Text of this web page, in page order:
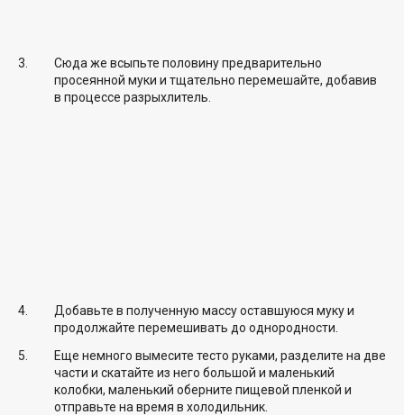
Сюда же всыпьте половину предварительно
просеянной муки и тщательно перемешайте, добавив
в процессе разрыхлитель.
Добавьте в полученную массу оставшуюся муку и
продолжайте перемешивать до однородности.
Еще немного вымесите тесто руками, разделите на две
части и скатайте из него большой и маленький
колобки, маленький оберните пищевой пленкой и
отправьте на время в холодильник.